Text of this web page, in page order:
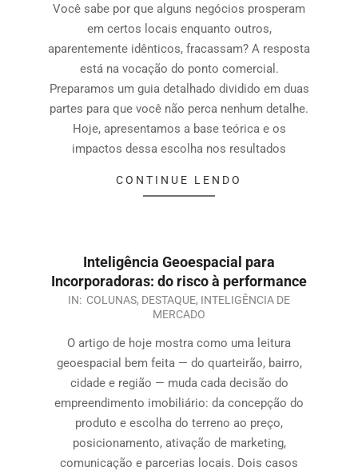
Você sabe por que alguns negócios prosperam
em certos locais enquanto outros,
aparentemente idênticos, fracassam? A resposta
está na vocação do ponto comercial.
Preparamos um guia detalhado dividido em duas
partes para que você não perca nenhum detalhe.
Hoje, apresentamos a base teórica e os
impactos dessa escolha nos resultados
CONTINUE LENDO
Inteligência Geoespacial para
Incorporadoras: do risco à performance
IN: COLUNAS, DESTAQUE, INTELIGÊNCIA DE
MERCADO
O artigo de hoje mostra como uma leitura
geoespacial bem feita — do quarteirão, bairro,
cidade e região — muda cada decisão do
empreendimento imobiliário: da concepção do
produto e escolha do terreno ao preço,
posicionamento, ativação de marketing,
comunicação e parcerias locais. Dois casos